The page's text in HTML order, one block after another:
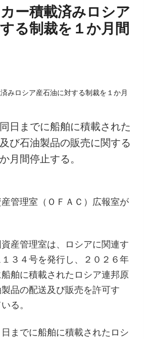
ー積載済みロシア
る制裁を１か月間
日までに船舶に積載された
び石油製品の販売に関する
月間停止する。
管理室（ＯＦＡＣ）広報室が
資産管理室は、ロシアに関連す
３４号を発行し、２０２６年
舶に積載されたロシア連邦原
品の配送及び販売を許可す
る。
までに船舶に積載されたロシ